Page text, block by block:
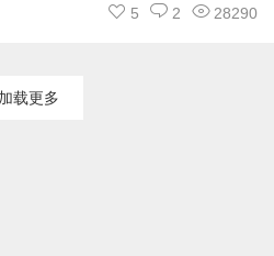
28290
2
5
加载更多